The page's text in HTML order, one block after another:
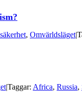
, Omvärldsläget|
|Taggar: Africa, Russia,